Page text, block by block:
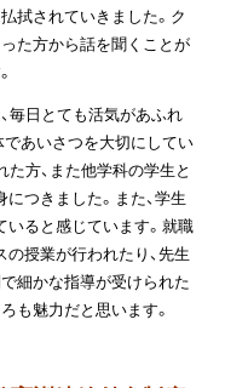
拭されていきました。ク
た方から話を聞くことが
毎日とても活気があふれ
あいさつを大切にしてい
た方、また他学科の学生と
つきました。また、学生
ると感じています。就職
授業が行われたり、先生
細かな指導が受けられた
も魅力だと思います。